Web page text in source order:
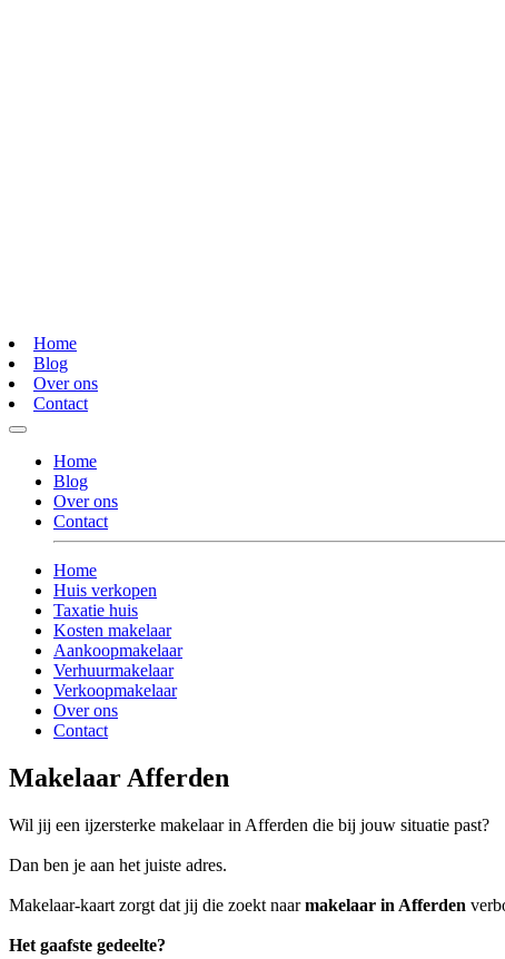
Home
Blog
Over ons
Contact
Home
Blog
Over ons
Contact
Home
Huis verkopen
Taxatie huis
Kosten makelaar
Aankoopmakelaar
Verhuurmakelaar
Verkoopmakelaar
Over ons
Contact
Makelaar Afferden
Wil jij een ijzersterke makelaar in Afferden die bij jouw situatie past?
Dan ben je aan het juiste adres.
Makelaar-kaart zorgt dat jij die zoekt naarmakelaar in Afferden
Het gaafste gedeelte?